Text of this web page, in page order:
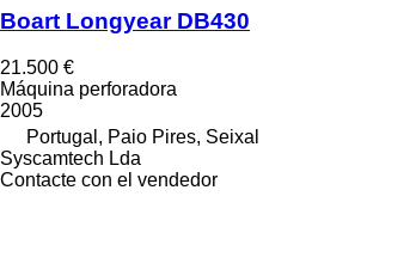
Boart Longyear DB430
21.500 €
Máquina perforadora
2005
Portugal, Paio Pires, Seixal
Syscamtech Lda
Contacte con el vendedor